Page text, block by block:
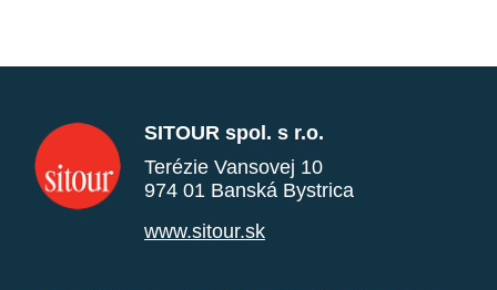
SITOUR spol. s r.o.
Terézie Vansovej 10
974 01 Banská Bystrica
www.sitour.sk